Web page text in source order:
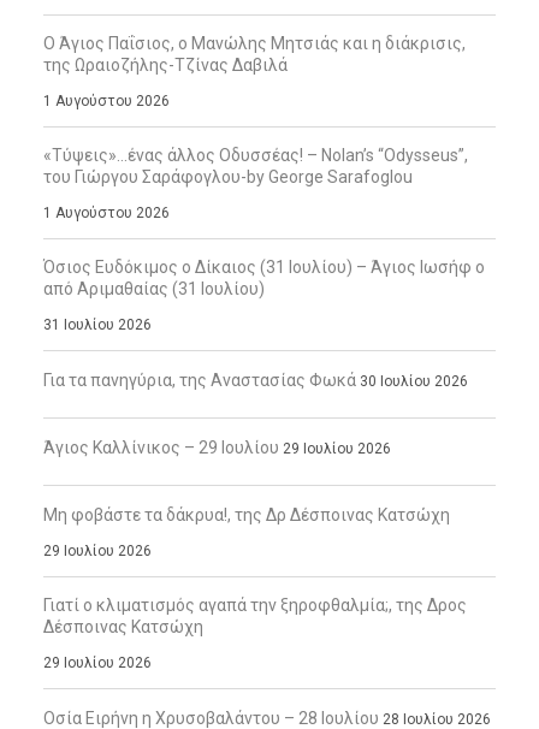
Ο Άγιος Παΐσιος, ο Μανώλης Μητσιάς και η διάκρισις,
της Ωραιοζήλης-Τζίνας Δαβιλά
1 Αυγούστου 2026
«Τύψεις»…ένας άλλος Οδυσσέας! – Nolan’s “Odysseus”,
του Γιώργου Σαράφογλου-by George Sarafoglou
1 Αυγούστου 2026
Όσιος Ευδόκιμος ο Δίκαιος (31 Ιουλίου) – Άγιος Ιωσήφ ο
από Αριμαθαίας (31 Ιουλίου)
31 Ιουλίου 2026
Για τα πανηγύρια, της Αναστασίας Φωκά 30 Ιουλίου 2026
Άγιος Καλλίνικος – 29 Ιουλίου 29 Ιουλίου 2026
Μη φοβάστε τα δάκρυα!, της Δρ Δέσποινας Κατσώχη
29 Ιουλίου 2026
Γιατί ο κλιματισμός αγαπά την ξηροφθαλμία;, της Δρος
Δέσποινας Κατσώχη
29 Ιουλίου 2026
Οσία Ειρήνη η Χρυσοβαλάντου – 28 Ιουλίου 28 Ιουλίου 2026